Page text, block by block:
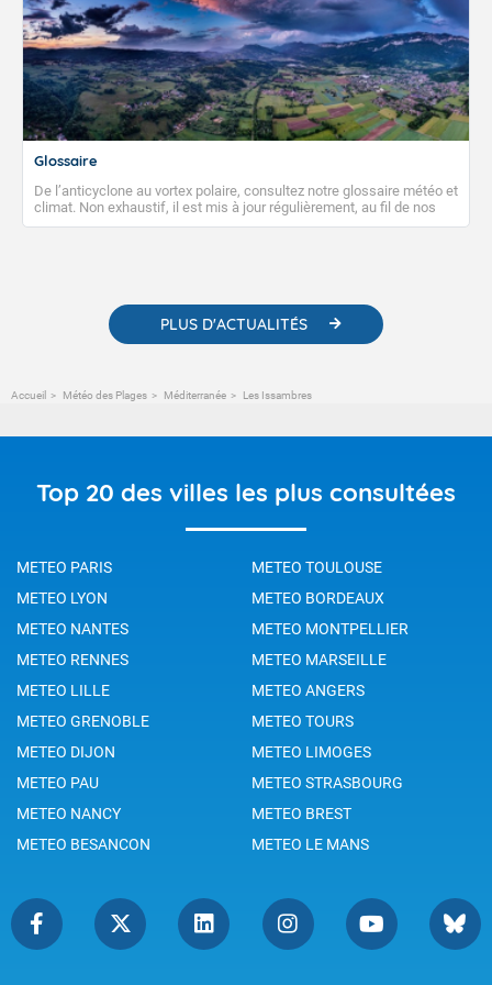
Glossaire
De l’anticyclone au vortex polaire, consultez notre glossaire météo et
climat. Non exhaustif, il est mis à jour régulièrement, au fil de nos
publications. Vous y trouverez également des liens utiles vers nos
PLUS D'ACTUALITÉS
Accueil Météo des Plages Méditerranée Les Issambres
Top 20 des villes les plus consultées
METEO PARIS
METEO TOULOUSE
METEO LYON
METEO BORDEAUX
METEO NANTES
METEO MONTPELLIER
METEO RENNES
METEO MARSEILLE
METEO LILLE
METEO ANGERS
METEO GRENOBLE
METEO TOURS
METEO DIJON
METEO LIMOGES
METEO PAU
METEO STRASBOURG
METEO NANCY
METEO BREST
METEO BESANCON
METEO LE MANS